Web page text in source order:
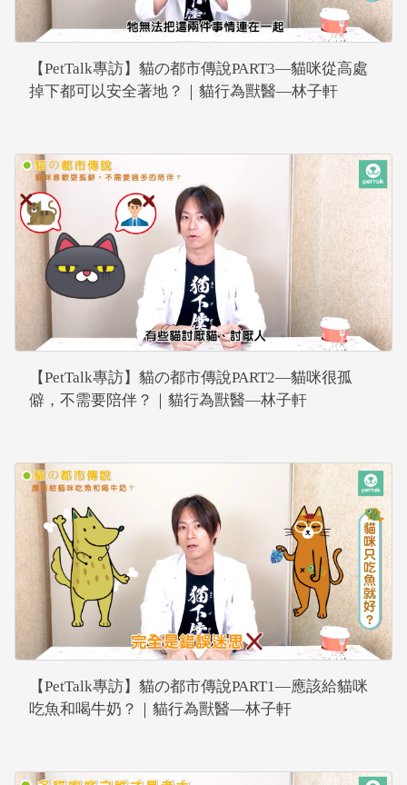
【PetTalk專訪】貓の都市傳說PART3—貓咪從高處
掉下都可以安全著地？｜貓行為獸醫—林子軒
【PetTalk專訪】貓の都市傳說PART2—貓咪很孤
僻，不需要陪伴？｜貓行為獸醫—林子軒
【PetTalk專訪】貓の都市傳說PART1—應該給貓咪
吃魚和喝牛奶？｜貓行為獸醫—林子軒